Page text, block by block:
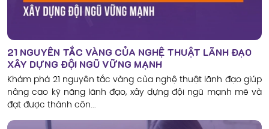
21 NGUYÊN TẮC VÀNG CỦA NGHỆ THUẬT LÃNH ĐẠO
XÂY DỰNG ĐỘI NGŨ VỮNG MẠNH
Khám phá 21 nguyên tắc vàng của nghệ thuật lãnh đạo giúp
nâng cao kỹ năng lãnh đạo, xây dựng đội ngũ mạnh mẽ và
đạt được thành côn...